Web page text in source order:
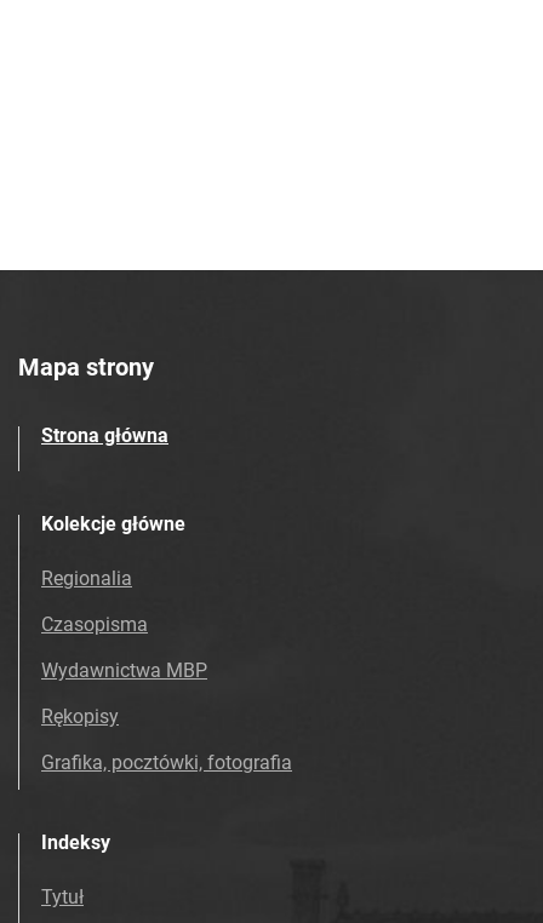
Mapa strony
Strona główna
Kolekcje główne
Regionalia
Czasopisma
Wydawnictwa MBP
Rękopisy
Grafika, pocztówki, fotografia
Indeksy
Tytuł